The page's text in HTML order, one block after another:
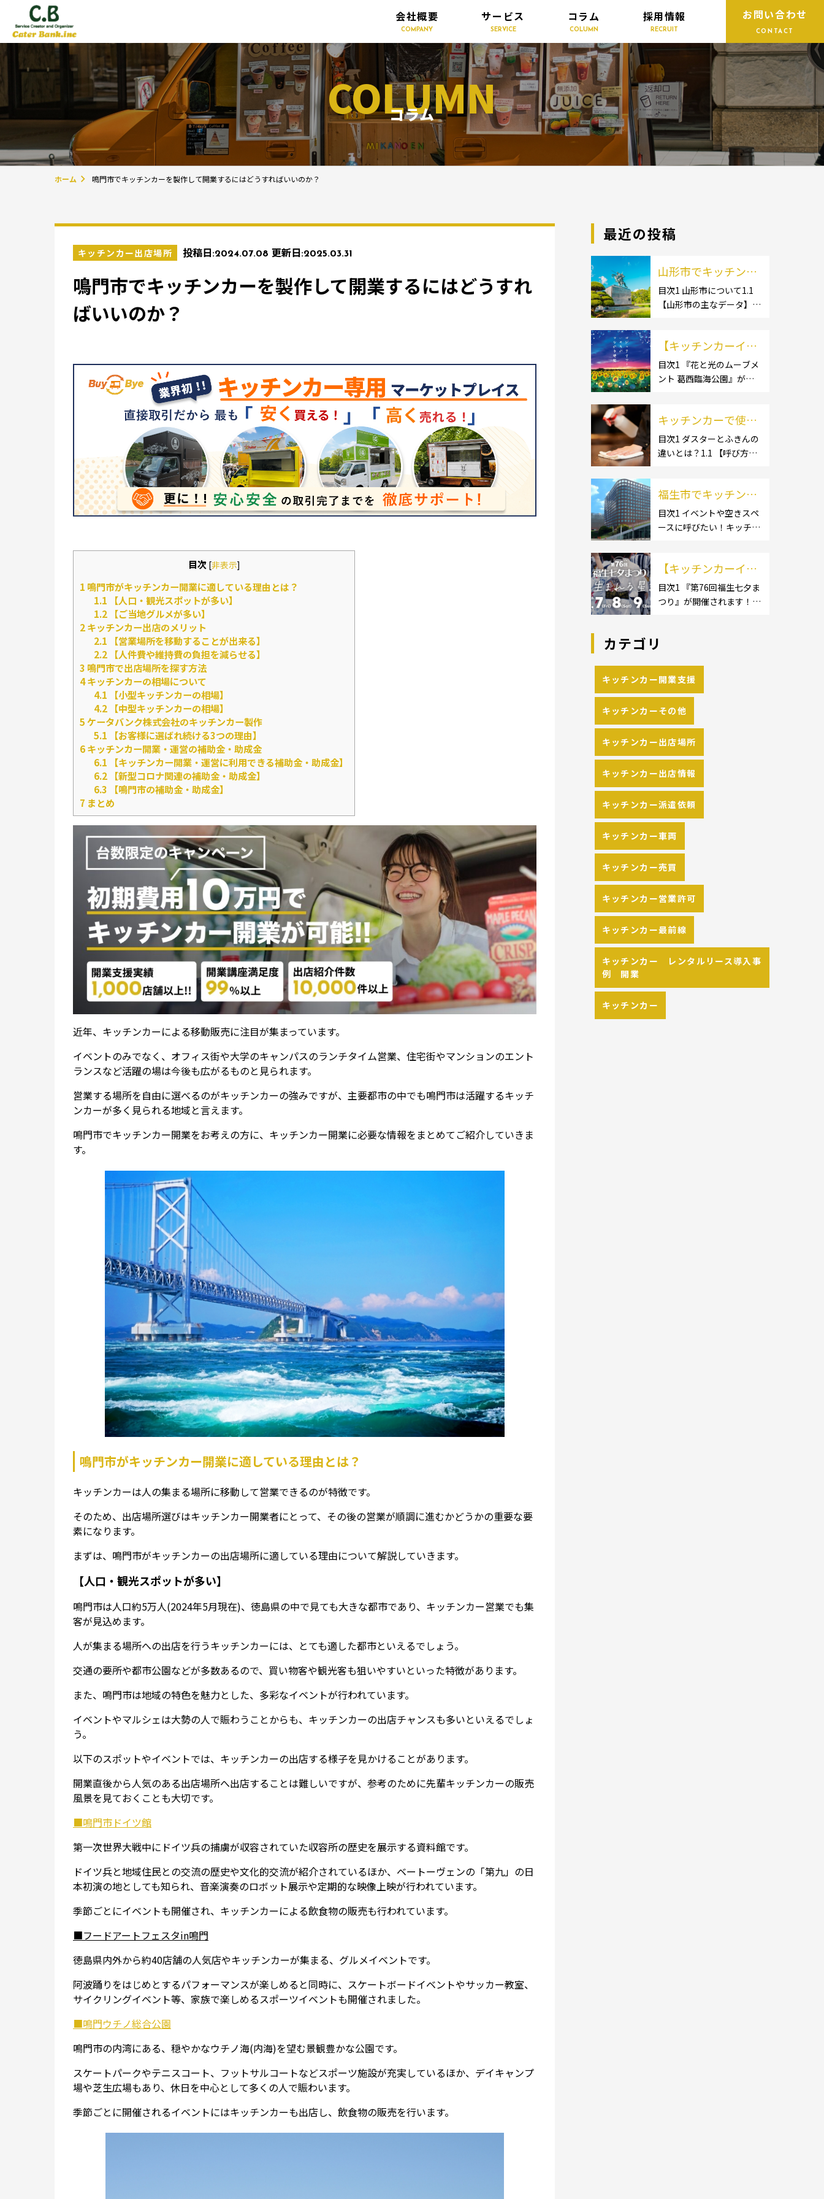
会社概要
COMPANY
サービス
SERVICE
コラム
COLUMN
採用情報
RECRUIT
お問い合わせ
CONTACT
COLUMN
コラム
ホーム 鳴門市でキッチンカーを製作して開業するにはどうすればいいのか？
キッチンカー出店場所 投稿日:2024.07.08 更新日:2025.03.31
鳴門市でキッチンカーを製作して開業するにはどうすれ
ばいいのか？
目次 [非表示]
1 鳴門市がキッチンカー開業に適している理由とは？
1.1 【人口・観光スポットが多い】
1.2【ご当地グルメが多い】
2キッチンカー出店のメリット
2.1 【営業場所を移動することが出来る】
2.2【人件費や維持費の負担を減らせる】
3 鳴門市で出店場所を探す方法
4キッチンカーの相場について
4.1 【小型キッチンカーの相場】
4.2【中型キッチンカーの相場】
5ケータバンク株式会社のキッチンカー製作
5.1 【お客様に選ばれ続ける3つの理由】
6キッチンカー開業・運営の補助金・助成金
6.1 【キッチンカー開業・運営に利用できる補助金・助成金】
6.2【新型コロナ関連の補助金・助成金】
6.3 【鳴門市の補助金・助成金】
7 まとめ
近年、キッチンカーによる移動販売に注目が集まっています。
イベントのみでなく、オフィス街や大学のキャンパスのランチタイム営業、住宅街やマンションのエント
ランスなど活躍の場は今後も広がるものと見られます。
営業する場所を自由に選べるのがキッチンカーの強みですが、主要都市の中でも鳴門市は活躍するキッチ
ンカーが多く見られる地域と言えます。
鳴門市でキッチンカー開業をお考えの方に、キッチンカー開業に必要な情報をまとめてご紹介していきま
す。
鳴門市がキッチンカー開業に適している理由とは？
キッチンカーは人の集まる場所に移動して営業できるのが特徴です。
そのため、出店場所選びはキッチンカー開業者にとって、その後の営業が順調に進むかどうかの重要な要
素になります。
まずは、鳴門市がキッチンカーの出店場所に適している理由について解説していきます。
【人口・観光スポットが多い】
鳴門市は人口約5万人(2024年5月現在)、徳島県の中で見ても大きな都市であり、キッチンカー営業でも集
客が見込めます。
人が集まる場所への出店を行うキッチンカーには、とても適した都市といえるでしょう。
交通の要所や都市公園などが多数あるので、買い物客や観光客も狙いやすいといった特徴があります。
また、鳴門市は地域の特色を魅力とした、多彩なイベントが行われています。
イベントやマルシェは大勢の人で賑わうことからも、キッチンカーの出店チャンスも多いといえるでしょ
う。
以下のスポットやイベントでは、キッチンカーの出店する様子を見かけることがあります。
開業直後から人気のある出店場所へ出店することは難しいですが、参考のために先輩キッチンカーの販売
風景を見ておくことも大切です。
■鳴門市ドイツ館
第一次世界大戦中にドイツ兵の捕虜が収容されていた収容所の歴史を展示する資料館です。
ドイツ兵と地域住民との交流の歴史や文化的交流が紹介されているほか、ベートーヴェンの「第九」の日
本初演の地としても知られ、音楽演奏のロボット展示や定期的な映像上映が行われています。
季節ごとにイベントも開催され、キッチンカーによる飲食物の販売も行われています。
■フードアートフェスタin鳴門
徳島県内外から約40店舗の人気店やキッチンカーが集まる、グルメイベントです。
阿波踊りをはじめとするパフォーマンスが楽しめると同時に、スケートボードイベントやサッカー教室、
サイクリングイベント等、家族で楽しめるスポーツイベントも開催されました。
■鳴門ウチノ総合公園
鳴門市の内湾にある、穏やかなウチノ海(内海)を望む景観豊かな公園です。
スケートパークやテニスコート、フットサルコートなどスポーツ施設が充実しているほか、デイキャンプ
場や芝生広場もあり、休日を中心として多くの人で賑わいます。
季節ごとに開催されるイベントにはキッチンカーも出店し、飲食物の販売を行います。
最近の投稿
山形市でキッチンカ
ー開業するなら格安
のレンタル・リー
流れも解説！
目次1 山形市について1.1
【山形市の主なデータ】
王温泉]1.2.2 [文翔館]1.3
【名産品・ご当地グルメ】
1.3.1 [芋煮]1.3 […]
【キッチンカーイベ
ント情報】花と光の
ムーブメント 葛西臨
います！
目次1 『花と光のムーブメ
ント 葛西臨海公園』が開
場といえば、やっぱりイベ
ント！ 日本全国で、キッチ
ンカーが営業している様々
キッチンカーで使用
するダスター・ふき
んの選び方とは？お
介！
目次1 ダスターとふきんの
違いとは？1.1 【呼び方の
ンタークロスとも呼ばれ
る】2 キッチンカーで使用
するダスター(ふきん)種類
福生市でキッチンカ
ーを呼びたい！派遣
してもらうにはどう
の流れや人気メニュ
ーを解説
目次1 イベントや空きスペ
ースに呼びたい！キッチン
キッチンカー:軽バン]1.1.2
[小型キッチンカー:軽トラ
ック]1.1.3 [中型・大型キッ
【キッチンカーイベ
ント情報】第76回福
生七夕まつりが開催
目次1 『第76回福生七夕ま
つり』が開催されます！2
りイベント！ 日本全国で、
催されています。 開業前に
キッチンカーの出店 […]
カテゴリ
キッチンカー開業支援
キッチンカーその他
キッチンカー出店場所
キッチンカー出店情報
キッチンカー派遣依頼
キッチンカー車両
キッチンカー売買
キッチンカー営業許可
キッチンカー最前線
キッチンカー レンタルリース導入事
例 開業
キッチンカー